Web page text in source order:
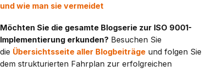
und wie man sie vermeidet
Möchten Sie die gesamte Blogserie zur ISO 9001-
Implementierung erkunden? Besuchen Sie
die Übersichtsseite aller Blogbeiträge und folgen Sie
dem strukturierten Fahrplan zur erfolgreichen